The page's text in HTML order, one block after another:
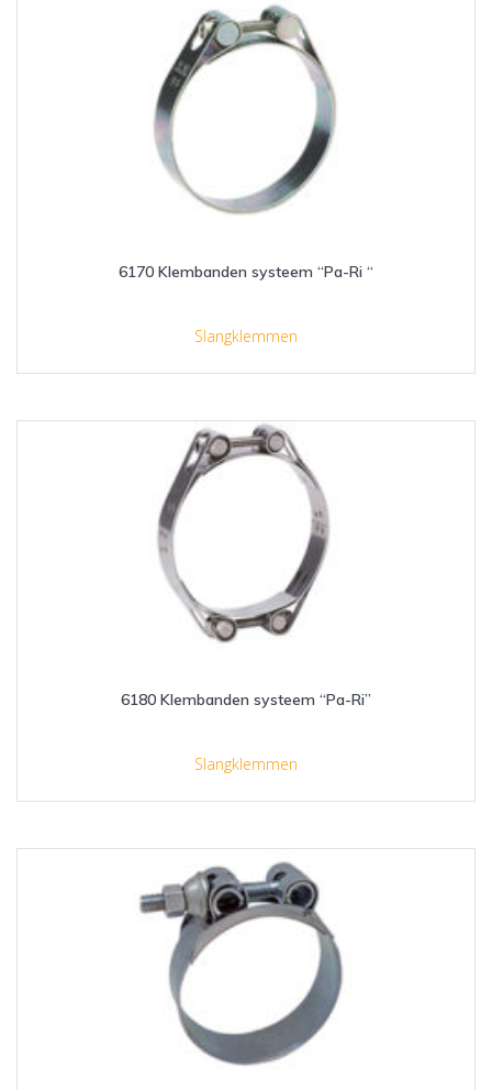
6170 Klembanden systeem “Pa-Ri “
Slangklemmen
6180 Klembanden systeem “Pa-Ri”
Slangklemmen